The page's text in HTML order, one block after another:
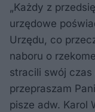
„Każdy z
urzędowe
Urzędu, co
naboru o
stracili swój czas
przepraszam
pisze adw. Karol